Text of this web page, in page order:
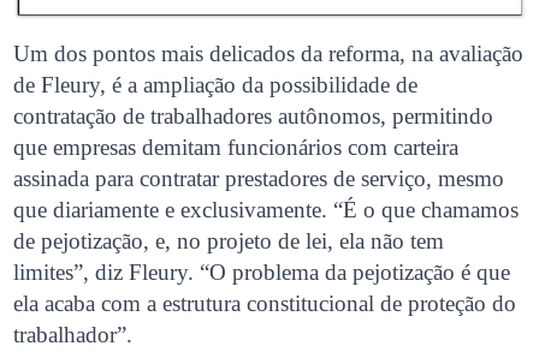
Um dos pontos mais delicados da reforma, na avaliação
de Fleury, é a ampliação da possibilidade de
contratação de trabalhadores autônomos, permitindo
que empresas demitam funcionários com carteira
assinada para contratar prestadores de serviço, mesmo
que diariamente e exclusivamente. “É o que chamamos
de pejotização, e, no projeto de lei, ela não tem
limites”, diz Fleury. “O problema da pejotização é que
ela acaba com a estrutura constitucional de proteção do
trabalhador”.